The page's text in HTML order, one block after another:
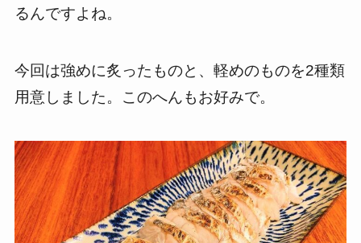
るんですよね。
今回は強めに炙ったものと、軽めのものを2種類
用意しました。このへんもお好みで。